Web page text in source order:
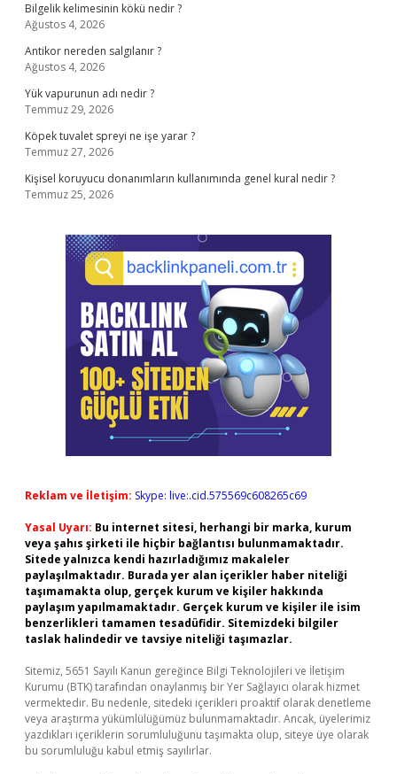
Bilgelik kelimesinin kökü nedir ?
Ağustos 4, 2026
Antikor nereden salgılanır ?
Ağustos 4, 2026
Yük vapurunun adı nedir ?
Temmuz 29, 2026
Köpek tuvalet spreyi ne işe yarar ?
Temmuz 27, 2026
Kişisel koruyucu donanımların kullanımında genel kural nedir ?
Temmuz 25, 2026
Reklam ve İletişim: Skype: live:.cid.575569c608265c69
Yasal Uyarı: Bu internet sitesi, herhangi bir marka, kurum
veya şahıs şirketi ile hiçbir bağlantısı bulunmamaktadır.
Sitede yalnızca kendi hazırladığımız makaleler
paylaşılmaktadır. Burada yer alan içerikler haber niteliği
taşımamakta olup, gerçek kurum ve kişiler hakkında
paylaşım yapılmamaktadır. Gerçek kurum ve kişiler ile isim
benzerlikleri tamamen tesadüfidir. Sitemizdeki bilgiler
taslak halindedir ve tavsiye niteliği taşımazlar.
Sitemiz, 5651 Sayılı Kanun gereğince Bilgi Teknolojileri ve İletişim
Kurumu (BTK) tarafından onaylanmış bir Yer Sağlayıcı olarak hizmet
vermektedir. Bu nedenle, sitedeki içerikleri proaktif olarak denetleme
veya araştırma yükümlülüğümüz bulunmamaktadır. Ancak, üyelerimiz
yazdıkları içeriklerin sorumluluğunu taşımakta olup, siteye üye olarak
bu sorumluluğu kabul etmiş sayılırlar.